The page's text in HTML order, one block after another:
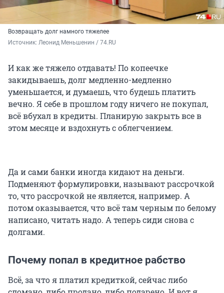
Возвращать долг намного тяжелее
Источник: Леонид Меньшенин / 74.RU
И как же тяжело отдавать! По копеечке
закидываешь, долг медленно-медленно
уменьшается, и думаешь, что будешь платить
вечно. Я себе в прошлом году ничего не покупал,
всё вбухал в кредиты. Планирую закрыть все в
этом месяце и вздохнуть с облегчением.
Да и сами банки иногда кидают на деньги.
Подменяют формулировки, называют рассрочкой
то, что рассрочкой не является, например. А
потом оказывается, что всё там черным по белому
написано, читать надо. А теперь сиди снова с
долгами.
Почему попал в кредитное рабство
Всё, за что я платил кредиткой, сейчас либо